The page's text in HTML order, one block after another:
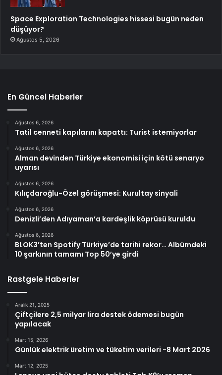
Space Exploration Technologies hissesi bugün neden
düşüyor?
Ağustos 5, 2026
En Güncel Haberler
Ağustos 6, 2026
Tatil cenneti kapılarını kapattı: Turist istemiyorlar
Ağustos 6, 2026
Alman devinden Türkiye ekonomisi için kötü senaryo
uyarısı
Ağustos 6, 2026
Kılıçdaroğlu-Özel görüşmesi: Kurultay sinyali
Ağustos 6, 2026
Denizli’den Adıyaman’a kardeşlik köprüsü kuruldu
Ağustos 6, 2026
BLOK3’ten Spotify Türkiye’de tarihi rekor… Albümdeki
10 şarkının tamamı Top 50’ye girdi
Rastgele Haberler
Aralık 21, 2025
Çiftçilere 2,5 milyar lira destek ödemesi bugün
yapılacak
Mart 15, 2026
Günlük elektrik üretim ve tüketim verileri -8 Mart 2026
Mart 12, 2025